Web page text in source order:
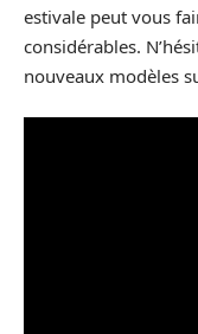
estivale peut vous
considérables.
nouveaux modèles